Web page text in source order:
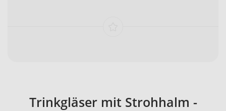
Trinkgläser mit Strohhalm -